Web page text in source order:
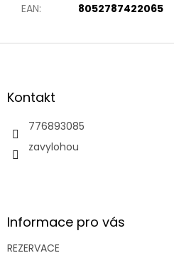
EAN: 8052787422065
Z
aKontakt
776893085
zavylohou
Informace pro vás
REZERVACE